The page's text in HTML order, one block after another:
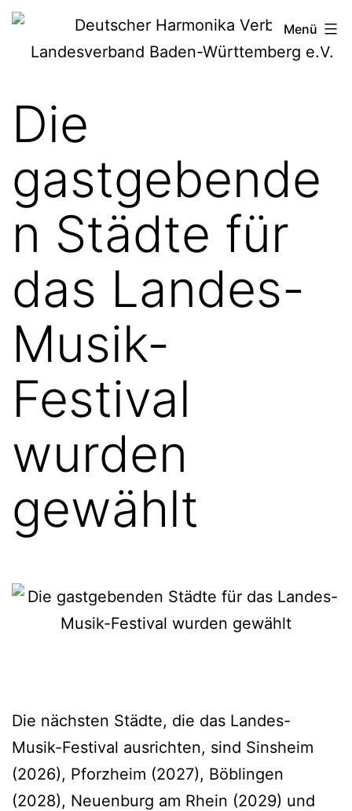
Zum
Deutscher
Harmonika-
Menü
Die
gastgebende
n Städte für
das Landes-
Musik-
Festival
wurden
gewählt
Die nächsten Städte, die das Landes-
Musik-Festival ausrichten, sind Sinsheim
(2026), Pforzheim (2027), Böblingen
(2028), Neuenburg am Rhein (2029) und